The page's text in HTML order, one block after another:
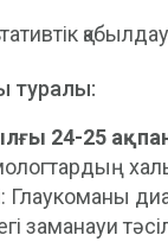
қабылдау
туралы:
24-25
Глаукоманы
заманауи